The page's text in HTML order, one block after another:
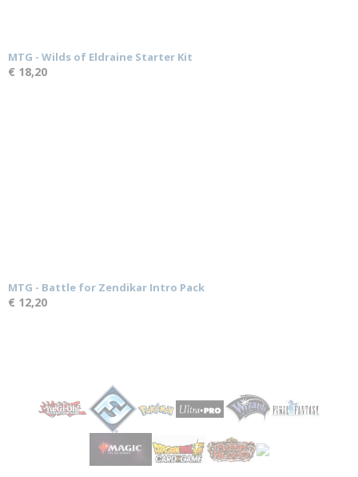
MTG - Wilds of Eldraine Starter Kit
€ 18,20
MTG - Battle for Zendikar Intro Pack
€ 12,20